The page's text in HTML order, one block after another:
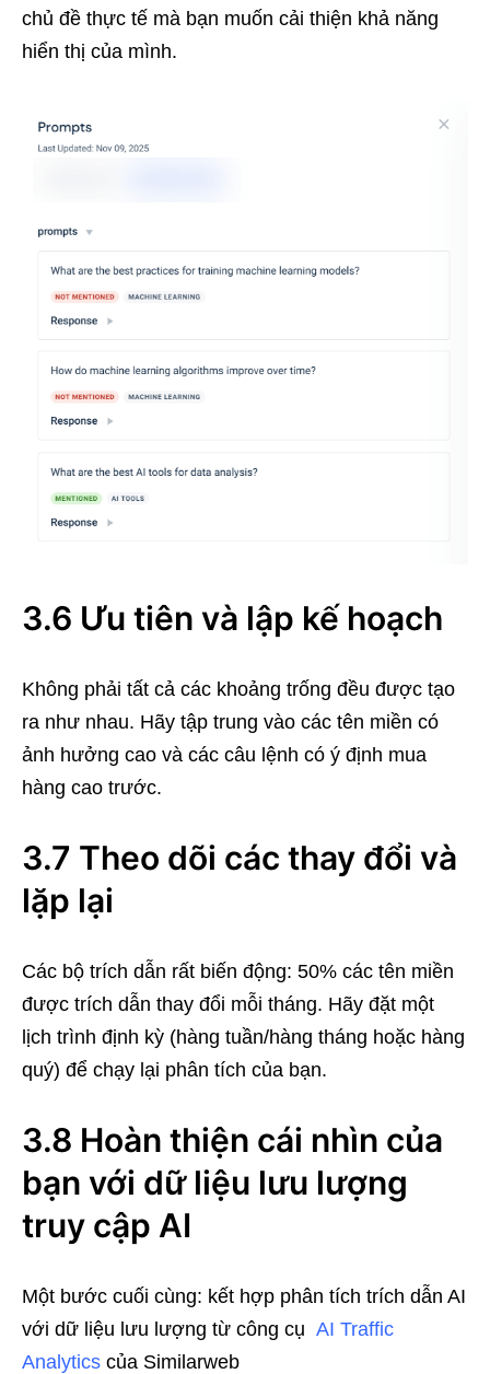
chủ đề thực tế mà bạn muốn cải thiện khả năng
hiển thị của mình.
3.6 Ưu tiên và lập kế hoạch
Không phải tất cả các khoảng trống đều được tạo
ra như nhau. Hãy tập trung vào các tên miền có
ảnh hưởng cao và các câu lệnh có ý định mua
hàng cao trước.
3.7 Theo dõi các thay đổi và
lặp lại
Các bộ trích dẫn rất biến động: 50% các tên miền
được trích dẫn thay đổi mỗi tháng. Hãy đặt một
lịch trình định kỳ (hàng tuần/hàng tháng hoặc hàng
quý) để chạy lại phân tích của bạn.
3.8 Hoàn thiện cái nhìn của
bạn với dữ liệu lưu lượng
truy cập AI
Một bước cuối cùng: kết hợp phân tích trích dẫn AI
với dữ liệu lưu lượng từ công cụ AI Traffic
Analytics của Similarweb